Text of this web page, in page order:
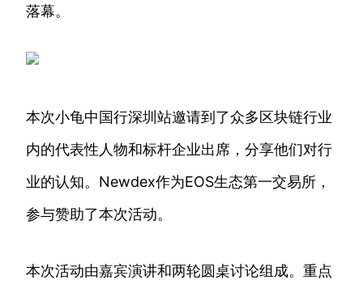
落幕。
本次小龟中国行深圳站邀请到了众多区块链行业
内的代表性人物和标杆企业出席，分享他们对行
业的认知。Newdex作为EOS生态第一交易所，
参与赞助了本次活动。
本次活动由嘉宾演讲和两轮圆桌讨论组成。重点